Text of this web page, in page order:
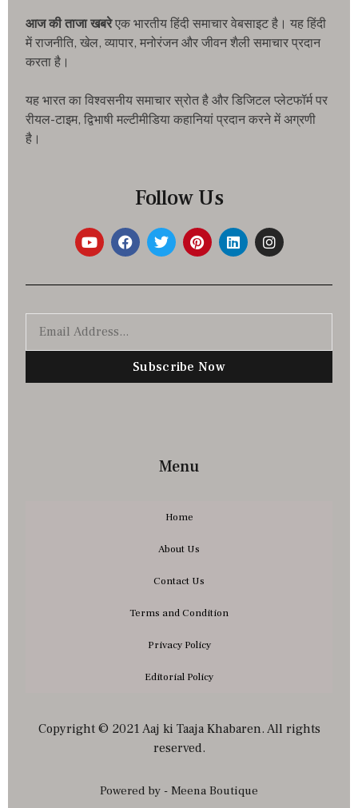
आज की ताजा खबरेएक भारतीय हिंदी समाचार वेबसाइट है। यह हिंदी
में राजनीति, खेल, व्यापार, मनोरंजन और जीवन शैली समाचार प्रदान
करता है।
यह भारत का विश्वसनीय समाचार स्रोत है और डिजिटल प्लेटफॉर्म पर
रीयल-टाइम, द्विभाषी मल्टीमीडिया कहानियां प्रदान करने में अग्रणी
है।
Follow Us
Subscribe Now
Menu
Home
About Us
Contact Us
Terms and Condition
Privacy Policy
Editorial Policy
Copyright © 2021 Aaj ki Taaja Khabaren. All rights
reserved.
Powered by - Meena Boutique